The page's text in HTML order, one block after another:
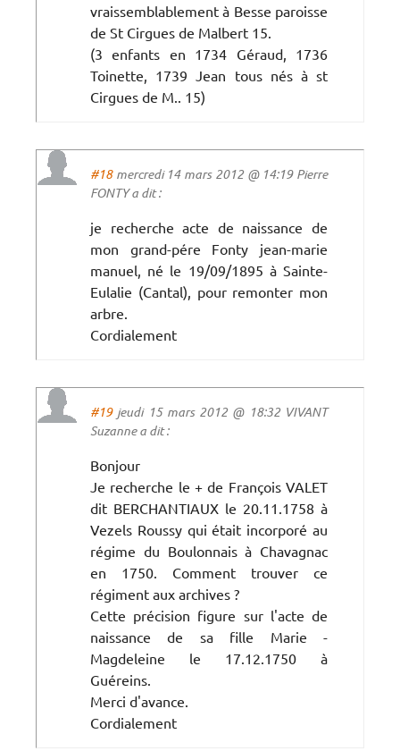
vraissemblablement à Besse paroisse
de St Cirgues de Malbert 15.
(3 enfants en 1734 Géraud, 1736
Toinette, 1739 Jean tous nés à st
Cirgues de M.. 15)
#18mercredi 14 mars 2012 @ 14:19 Pierre
FONTY a dit :
je recherche acte de naissance de
mon grand-pére Fonty jean-marie
manuel, né le 19/09/1895 à Sainte-
Eulalie (Cantal), pour remonter mon
arbre.
Cordialement
#19jeudi 15 mars 2012 @ 18:32 VIVANT
Suzanne a dit :
Bonjour
Je recherche le + de François VALET
dit BERCHANTIAUX le 20.11.1758 à
Vezels Roussy qui était incorporé au
régime du Boulonnais à Chavagnac
en 1750. Comment trouver ce
régiment aux archives ?
Cette précision figure sur l'acte de
naissance de sa fille Marie -
Magdeleine le 17.12.1750 à
Guéreins.
Merci d'avance.
Cordialement